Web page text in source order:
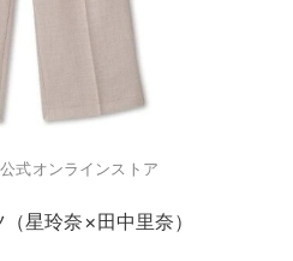
式オンラインストア
星玲奈×田中里奈）